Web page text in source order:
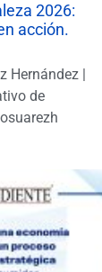
2026:
acción.
Hernández |
de